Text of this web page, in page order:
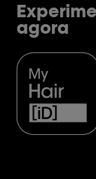
agora